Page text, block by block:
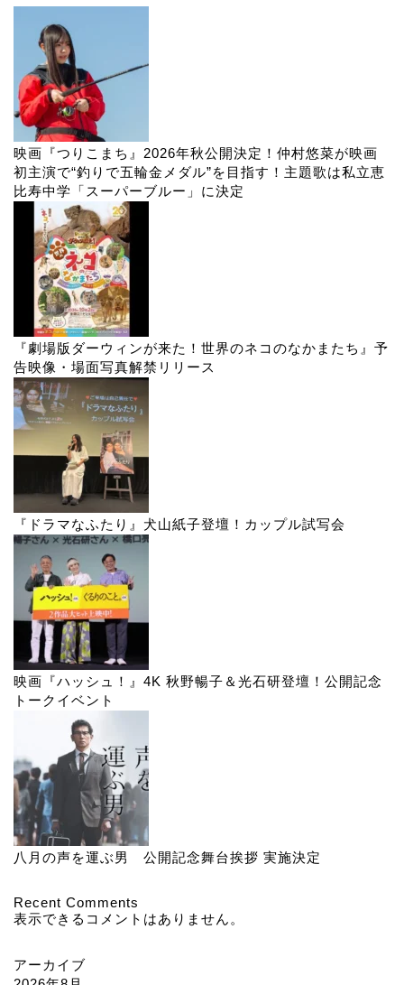
映画『つりこまち』2026年秋公開決定！仲村悠菜が映画
初主演で“釣りで五輪金メダル”を目指す！主題歌は私立恵
比寿中学「スーパーブルー」に決定
『劇場版ダーウィンが来た！世界のネコのなかまたち』予
告映像・場面写真解禁リリース
『ドラマなふたり』犬山紙子登壇！カップル試写会
映画『ハッシュ！』4K 秋野暢子＆光石研登壇！公開記念
トークイベント
八月の声を運ぶ男 公開記念舞台挨拶 実施決定
Recent Comments
表示できるコメントはありません。
アーカイブ